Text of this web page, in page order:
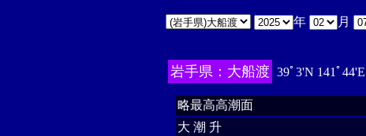
年 月
岩手県：大船渡 39ﾟ3'N 141ﾟ44'E
略最高高潮面
大 潮 升